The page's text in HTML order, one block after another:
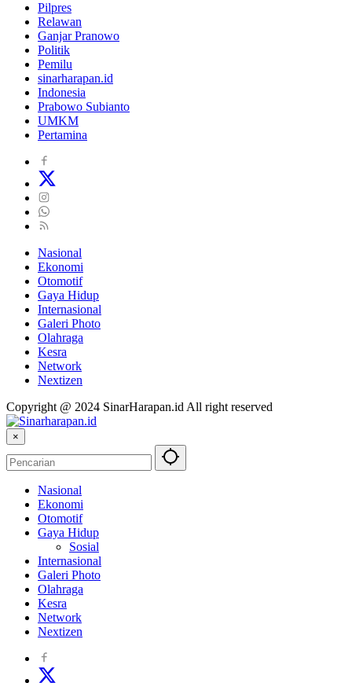
Pilpres
Relawan
Ganjar Pranowo
Politik
Pemilu
sinarharapan.id
Indonesia
Prabowo Subianto
UMKM
Pertamina
Nasional
Ekonomi
Otomotif
Gaya Hidup
Internasional
Galeri Photo
Olahraga
Kesra
Network
Nextizen
Copyright @ 2024 SinarHarapan.id All right reserved
×
Nasional
Ekonomi
Otomotif
Gaya Hidup
Sosial
Internasional
Galeri Photo
Olahraga
Kesra
Network
Nextizen